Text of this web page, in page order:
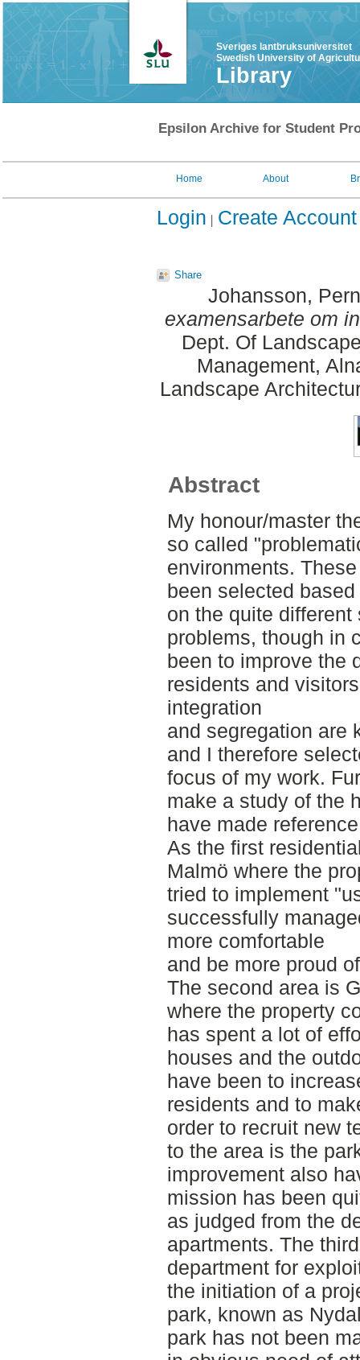
Sveriges lantbruksuniversitet
Swedish University of
Library
Epsilon Archive for Student
Home About
Login Create Account
Share
Johansson,
examensarbete om
Dept. Of
Management,
Landscape
Abstract
My honour/master
so called
environments.
been selected based
on the quite
problems, though in
been to improve the
residents and
integration
and segregation are
and I therefore
focus of my work.
make a study of the
have made
As the first
Malmö where the
tried to implement
successfully
more comfortable
and be more proud
The second area is
where the property
has spent a lot of
houses and the
have been to
residents and to
order to recruit new
to the area is the
improvement also
mission has been
as judged from the
apartments. The
department for
the initiation of a
park, known as
park has not been